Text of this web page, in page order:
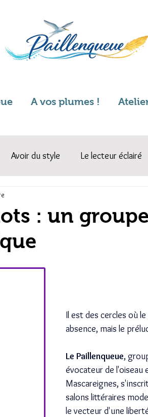
A vos plumes !
Avoir du style Le lecteur éclairé
: un groupe
Il est des cercles où
absence, mais le
Le Paillenqueue,
évocateur de l'oiseau
Mascareignes,
salons littéraires
le vecteur d'une